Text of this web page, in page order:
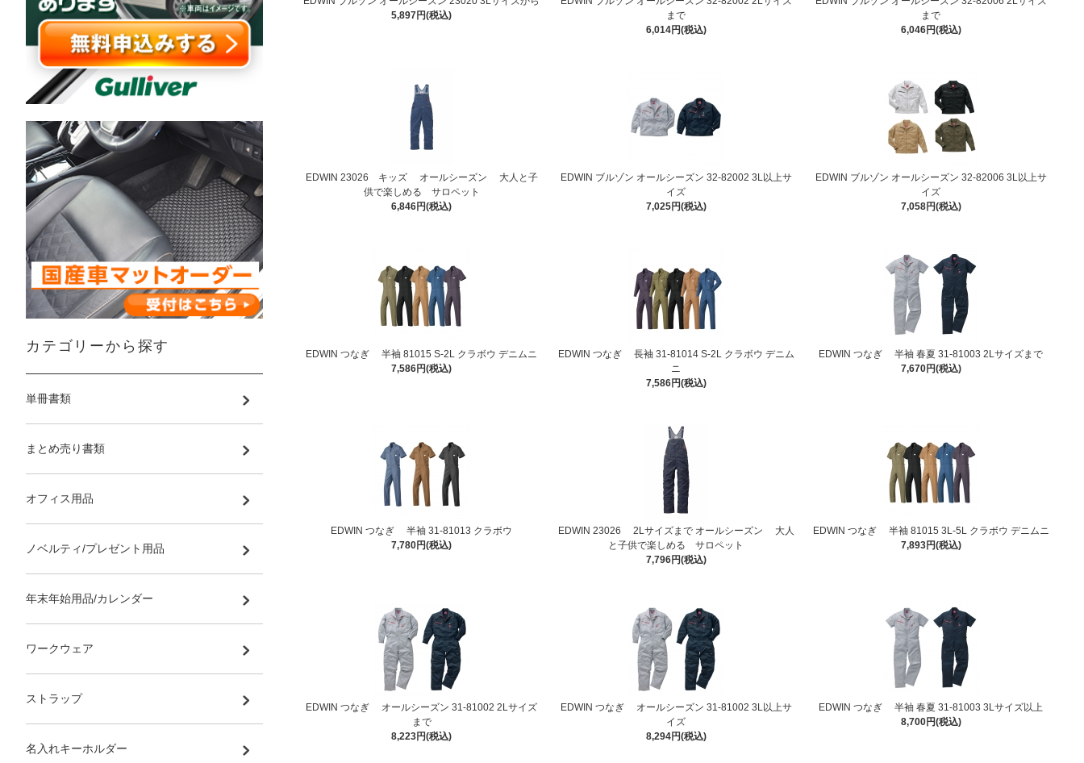
5,897円(税込)
まで
6,014円(税込)
まで
6,046円(税込)
EDWIN 23026 キッズ オールシーズン 大人と子
供で楽しめる サロペット
6,846円(税込)
EDWIN ブルゾン オールシーズン 32-82002 3L以上サ
イズ
7,025円(税込)
EDWIN ブルゾン オールシーズン 32-82006 3L以上サ
イズ
7,058円(税込)
EDWIN つなぎ 半袖 81015 S-2L クラボウ デニムニ
7,586円(税込)
EDWIN つなぎ 長袖 31-81014 S-2L クラボウ デニム
ニ
7,586円(税込)
EDWIN つなぎ 半袖 春夏 31-81003 2Lサイズまで
7,670円(税込)
EDWIN つなぎ 半袖 31-81013 クラボウ
7,780円(税込)
EDWIN 23026 2Lサイズまで オールシーズン 大人
と子供で楽しめる サロペット
7,796円(税込)
EDWIN つなぎ 半袖 81015 3L-5L クラボウ デニムニ
7,893円(税込)
EDWIN つなぎ オールシーズン 31-81002 2Lサイズ
まで
8,223円(税込)
EDWIN つなぎ オールシーズン 31-81002 3L以上サ
イズ
8,294円(税込)
EDWIN つなぎ 半袖 春夏 31-81003 3Lサイズ以上
8,700円(税込)
カテゴリーから探す
単冊書類
まとめ売り書類
オフィス用品
ノベルティ/プレゼント用品
年末年始用品/カレンダー
ワークウェア
ストラップ
名入れキーホルダー